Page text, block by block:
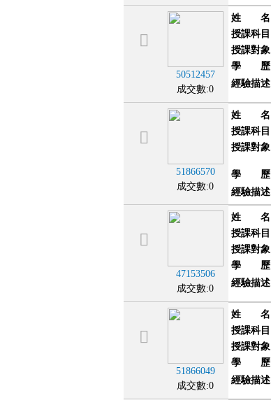
50512457
成交數:0
姓 名
授課科目
授課對象
學 歷
經驗描述
51866570
成交數:0
姓 名
授課科目
授課對象
學 歷
經驗描述
47153506
成交數:0
姓 名
授課科目
授課對象
學 歷
經驗描述
51866049
成交數:0
姓 名
授課科目
授課對象
學 歷
經驗描述